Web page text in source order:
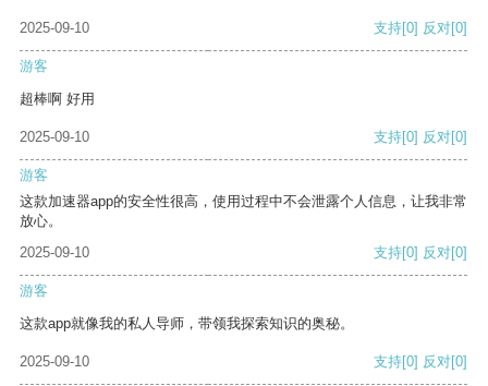
2025-09-10 支持[0] 反对[0]
游客
超棒啊 好用
2025-09-10 支持[0] 反对[0]
游客
这款加速器app的安全性很高，使用过程中不会泄露个人信息，让我非常
放心。
2025-09-10
支持[0] 反对[0]
游客
这款app就像我的私人导师，带领我探索知识的奥秘。
2025-09-10 支持[0] 反对[0]